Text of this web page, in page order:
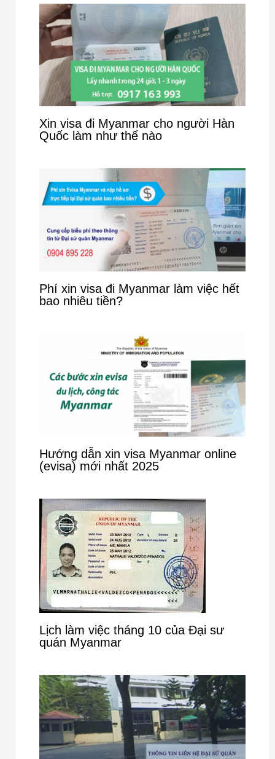
Xin visa đi Myanmar cho người Hàn
Quốc làm như thế nào
Phí xin visa đi Myanmar làm việc hết
bao nhiêu tiền?
Hướng dẫn xin visa Myanmar online
(evisa) mới nhất 2025
Lịch làm việc tháng 10 của Đại sư
quán Myanmar